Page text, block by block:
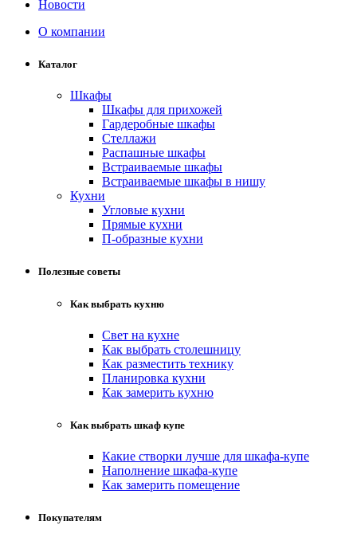
Новости
О компании
Каталог
Шкафы
Шкафы для прихожей
Гардеробные шкафы
Стеллажи
Распашные шкафы
Встраиваемые шкафы
Встраиваемые шкафы в нишу
Кухни
Угловые кухни
Прямые кухни
П-образные кухни
Полезные советы
Как выбрать кухню
Свет на кухне
Как выбрать столешницу
Как разместить технику
Планировка кухни
Как замерить кухню
Как выбрать шкаф купе
Какие створки лучше для шкафа-купе
Наполнение шкафа-купе
Как замерить помещение
Покупателям